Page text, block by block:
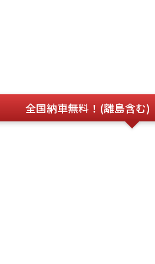
全国納車無料！(離島含む)